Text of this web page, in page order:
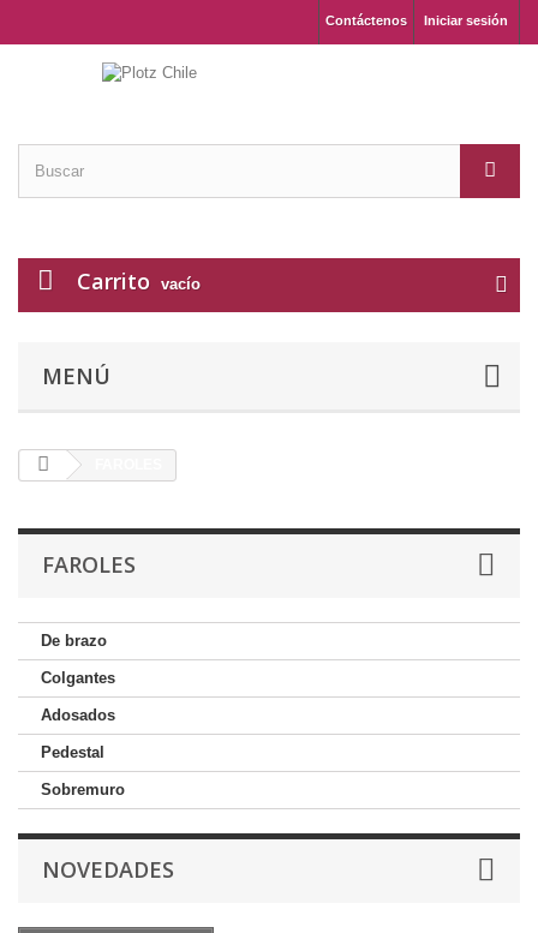
Iniciar sesión
Contáctenos
Carrito vacío
MENÚ
FAROLES
De brazo
Colgantes
Adosados
Pedestal
Sobremuro
NOVEDADES